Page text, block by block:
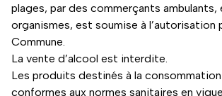
plages, par des commerçants ambulants,
organismes, est soumise à l’autorisation
Commune.
La vente d’alcool est interdite.
Les produits destinés à la
conformes aux normes sanitaires en